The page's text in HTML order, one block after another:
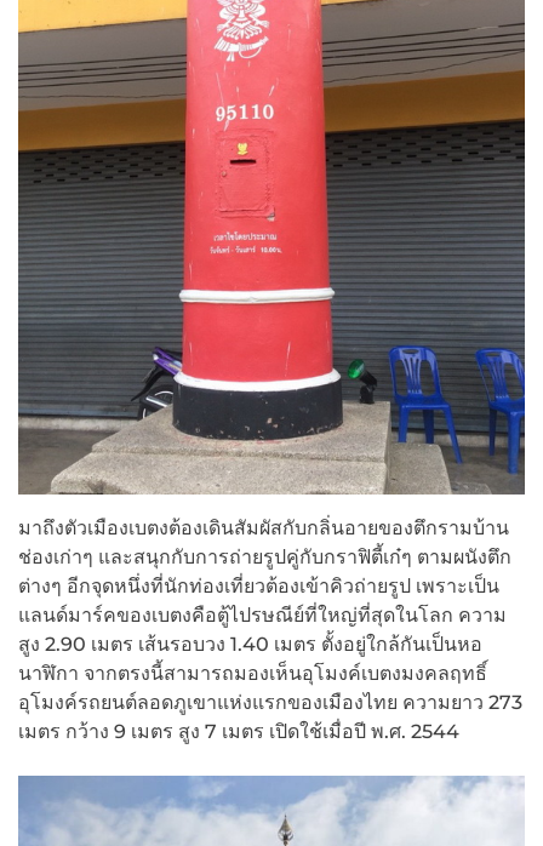
มาถึงตัวเมืองเบตงต้องเดินสัมผัสกับกลิ่นอายของตึกรามบ้าน
ช่องเก่าๆ และสนุกกับการถ่ายรูปคู่กับกราฟิตี้เก๋ๆ ตามผนังตึก
ต่างๆ อีกจุดหนึ่งที่นักท่องเที่ยวต้องเข้าคิวถ่ายรูป เพราะเป็น
แลนด์มาร์คของเบตงคือตู้ไปรษณีย์ที่ใหญ่ที่สุดในโลก ความ
สูง 2.90 เมตร เส้นรอบวง 1.40 เมตร ตั้งอยู่ใกล้กันเป็นหอ
นาฬิกา จากตรงนี้สามารถมองเห็นอุโมงค์เบตงมงคลฤทธิ์
อุโมงค์รถยนต์ลอดภูเขาแห่งแรกของเมืองไทย ความยาว 273
เมตร กว้าง 9 เมตร สูง 7 เมตร เปิดใช้เมื่อปี พ.ศ. 2544